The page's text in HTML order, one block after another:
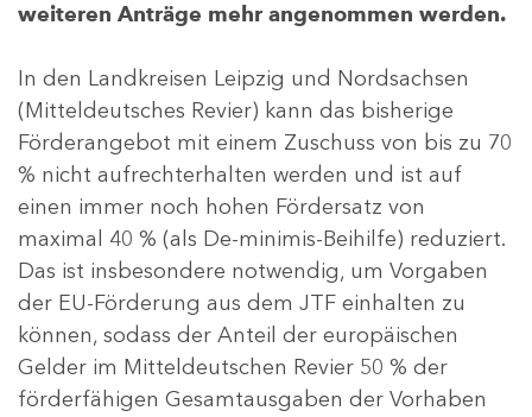
weiteren Anträge mehr angenommen werden.
In den Landkreisen Leipzig und Nordsachsen
(Mitteldeutsches Revier) kann das bisherige
Förderangebot mit einem Zuschuss von bis zu 70
% nicht aufrechterhalten werden und ist auf
einen immer noch hohen Fördersatz von
maximal 40 % (als De-minimis-Beihilfe) reduziert.
Das ist insbesondere notwendig, um Vorgaben
der EU-Förderung aus dem JTF einhalten zu
können, sodass der Anteil der europäischen
Gelder im Mitteldeutschen Revier 50 % der
förderfähigen Gesamtausgaben der Vorhaben